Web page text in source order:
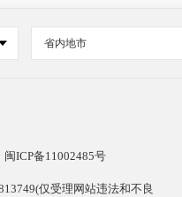
省内地市
闽ICP备11002485号
仅受理网站违法和不良